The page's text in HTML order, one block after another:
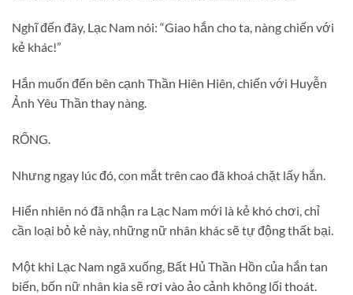
Nghĩ đến đây, Lạc Nam nói: “Giao hắn cho ta, nàng chiến với
kẻ khác!”
Hắn muốn đến bên cạnh Thần Hiên Hiên, chiến với Huyễn
Ảnh Yêu Thần thay nàng.
RỐNG.
Nhưng ngay lúc đó, con mắt trên cao đã khoá chặt lấy hắn.
Hiển nhiên nó đã nhận ra Lạc Nam mới là kẻ khó chơi, chỉ
cần loại bỏ kẻ này, những nữ nhân khác sẽ tự động thất bại.
Một khi Lạc Nam ngã xuống, Bất Hủ Thần Hồn của hắn tan
biến, bốn nữ nhân kia sẽ rơi vào ảo cảnh không lối thoát.